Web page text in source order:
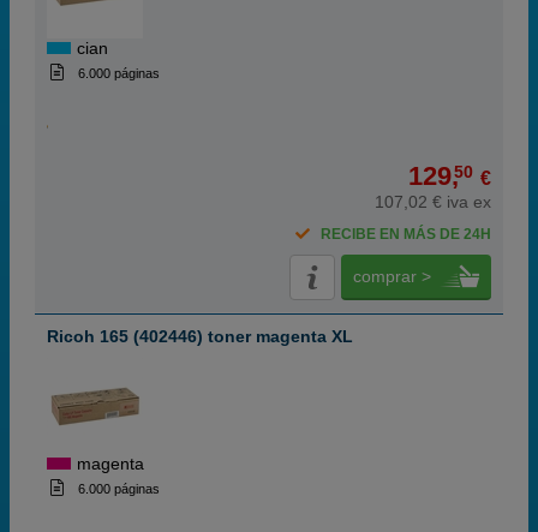
cian
6.000 páginas
129,50 €
107,02 € iva ex
RECIBE EN MÁS DE 24H
comprar >
Ricoh 165 (402446) toner magenta XL
magenta
6.000 páginas